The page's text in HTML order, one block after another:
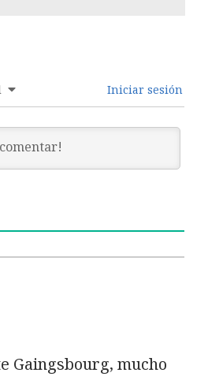
Iniciar sesión
Gaingsbourg, mucho